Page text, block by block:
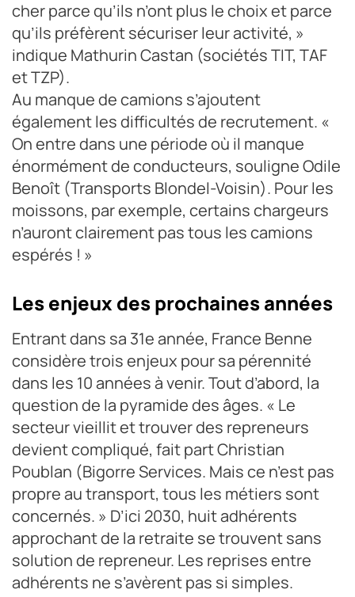
cher parce qu’ils n’ont plus le choix et parce
qu’ils préfèrent sécuriser leur activité, »
indique Mathurin Castan (sociétés TIT, TAF
et TZP).
Au manque de camions s’ajoutent
également les difficultés de recrutement. «
On entre dans une période où il manque
énormément de conducteurs, souligne Odile
Benoît (Transports Blondel-Voisin). Pour les
moissons, par exemple, certains chargeurs
n’auront clairement pas tous les camions
espérés ! »
Les enjeux des prochaines années
Entrant dans sa 31e année, France Benne
considère trois enjeux pour sa pérennité
dans les 10 années à venir. Tout d’abord, la
question de la pyramide des âges. « Le
secteur vieillit et trouver des repreneurs
devient compliqué, fait part Christian
Poublan (Bigorre Services. Mais ce n’est pas
propre au transport, tous les métiers sont
concernés. » D’ici 2030, huit adhérents
approchant de la retraite se trouvent sans
solution de repreneur. Les reprises entre
adhérents ne s’avèrent pas si simples.